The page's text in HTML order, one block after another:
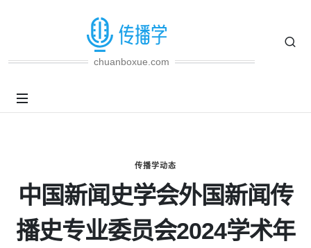
chuanboxue.com
传播学动态
中国新闻史学会外国新闻传
播史专业委员会2024学术年